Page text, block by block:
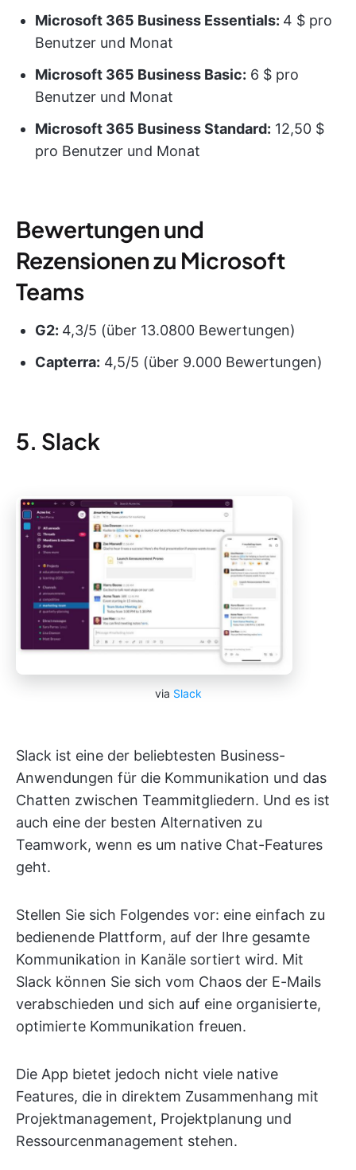
Microsoft 365 Business Essentials: 4 $ pro
Benutzer und Monat
Microsoft 365 Business Basic: 6 $ pro
Benutzer und Monat
Microsoft 365 Business Standard: 12,50 $
pro Benutzer und Monat
Bewertungen und
Rezensionen zu Microsoft
Teams
G2: 4,3/5 (über 13.0800 Bewertungen)
Capterra: 4,5/5 (über 9.000 Bewertungen)
5. Slack
via Slack
Slack ist eine der beliebtesten Business-
Anwendungen für die Kommunikation und das
Chatten zwischen Teammitgliedern. Und es ist
auch eine der besten Alternativen zu
Teamwork, wenn es um native Chat-Features
geht.
Stellen Sie sich Folgendes vor: eine einfach zu
bedienende Plattform, auf der Ihre gesamte
Kommunikation in Kanäle sortiert wird. Mit
Slack können Sie sich vom Chaos der E-Mails
verabschieden und sich auf eine organisierte,
optimierte Kommunikation freuen.
Die App bietet jedoch nicht viele native
Features, die in direktem Zusammenhang mit
Projektmanagement, Projektplanung und
Ressourcenmanagement stehen.